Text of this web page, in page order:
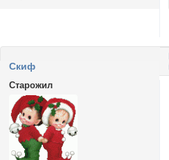
Cкиф
Старожил